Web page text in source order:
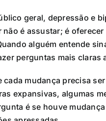
geral, depressão e
é assustar; é
alguém entende
perguntas mais claras
cada mudança precisa
expansivas, algumas
é se houve